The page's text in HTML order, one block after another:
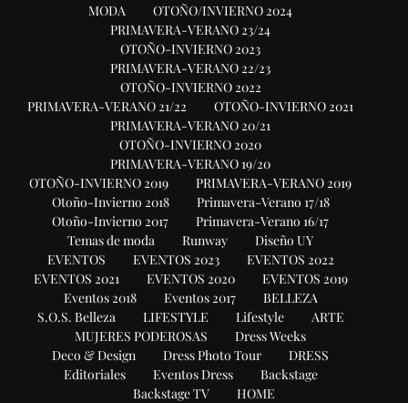
MODA
OTOÑO/INVIERNO 2024
PRIMAVERA-VERANO 23/24
OTOÑO-INVIERNO 2023
PRIMAVERA-VERANO 22/23
OTOÑO-INVIERNO 2022
PRIMAVERA-VERANO 21/22
OTOÑO-INVIERNO 2021
PRIMAVERA-VERANO 20/21
OTOÑO-INVIERNO 2020
PRIMAVERA-VERANO 19/20
OTOÑO-INVIERNO 2019
PRIMAVERA-VERANO 2019
Otoño-Invierno 2018
Primavera-Verano 17/18
Otoño-Invierno 2017
Primavera-Verano 16/17
Temas de moda
Runway
Diseño UY
EVENTOS
EVENTOS 2023
EVENTOS 2022
EVENTOS 2021
EVENTOS 2020
EVENTOS 2019
Eventos 2018
Eventos 2017
BELLEZA
S.O.S. Belleza
LIFESTYLE Lifestyle
ARTE
MUJERES PODEROSAS
Dress Weeks
Deco & Design
Dress Photo Tour
DRESS
Editoriales
Eventos Dress
Backstage
Backstage TV
HOME